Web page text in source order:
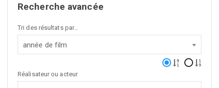
Recherche avancée
Tri des résultats par...
année de film
Réalisateur ou acteur